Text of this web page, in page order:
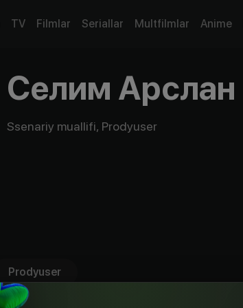
TV Filmlar Seriallar Multfilmlar Anime
Селим Арслан
Ssenariy muallifi, Prodyuser
Prodyuser